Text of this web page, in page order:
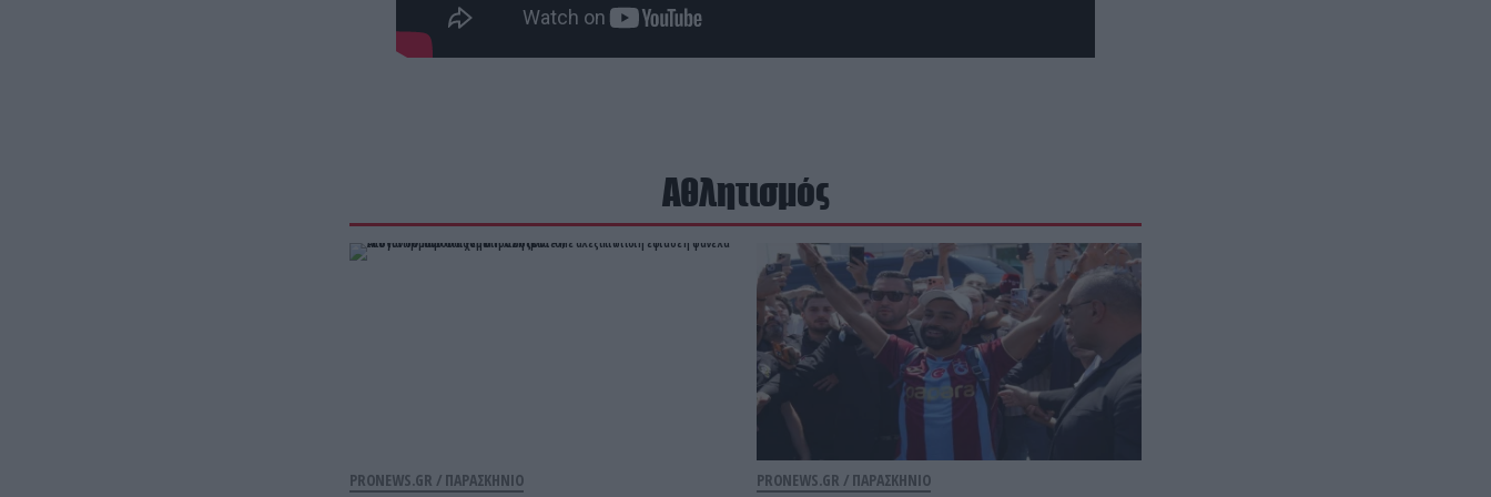
Αθλητισμός
PRONEWS.GR / ΠΑΡΑΣΚΗΝΙΟ PRONEWS.GR / ΠΑΡΑΣΚΗΝΙΟ